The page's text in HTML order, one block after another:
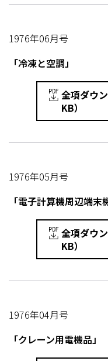
1976年06月号
「冷凍と空調」
全項ダウ
KB）
1976年05月号
「電子計算機周辺端末
全項ダウ
KB）
1976年04月号
「クレーン用電機品」